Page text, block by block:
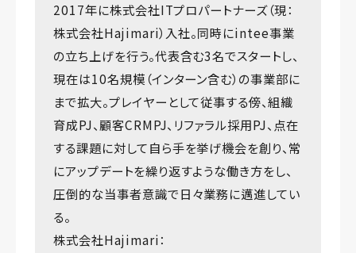
2017年に株式会社ITプロパートナーズ（現：
株式会社Hajimari）入社。同時にintee事業
の立ち上げを行う。代表含む3名でスタートし、
現在は10名規模（インターン含む）の事業部に
まで拡大。プレイヤーとして従事する傍、組織
育成PJ、顧客CRMPJ、リファラル採用PJ、点在
する課題に対して自ら手を挙げ機会を創り、常
にアップデートを繰り返すような働き方をし、
圧倒的な当事者意識で日々業務に邁進してい
る。
株式会社Hajimari：